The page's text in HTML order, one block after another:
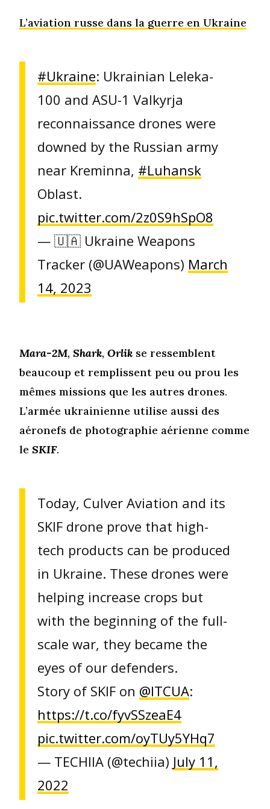
L’aviation russe dans la guerre en Ukraine
#Ukraine: Ukrainian Leleka-
100 and ASU-1 Valkyrja
reconnaissance drones were
downed by the Russian army
near Kreminna, #Luhansk
Oblast.
pic.twitter.com/2z0S9hSpO8
— 🇺🇦 Ukraine Weapons
Tracker (@UAWeapons) March
14, 2023
Mara-2M,Shark,Orlik se ressemblent
beaucoup et remplissent peu ou prou les
mêmes missions que les autres drones.
L’armée ukrainienne utilise aussi des
aéronefs de photographie aérienne comme
leSKIF.
Today, Culver Aviation and its
SKIF drone prove that high-
tech products can be produced
in Ukraine. These drones were
helping increase crops but
with the beginning of the full-
scale war, they became the
eyes of our defenders.
Story of SKIF on @ITCUA:
https://t.co/fyvSSzeaE4
pic.twitter.com/oyTUy5YHq7
— TECHIIA (@techiia) July 11,
2022